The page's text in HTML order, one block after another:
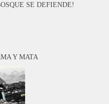
SE DEFIENDE!
Y MATA